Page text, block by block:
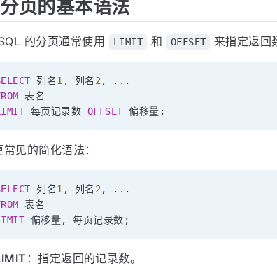
页的基本语法
的分页通常使用 LIMIT 和 OFFSET 来指定返回
列名1 , 列名 2, . . .
每页记录数 OFFSET 偏移量 ;
常见的简化语法：
列名1 , 列名 2, . . .
偏移量, 每页记录数 ;
：指定返回的记录数。